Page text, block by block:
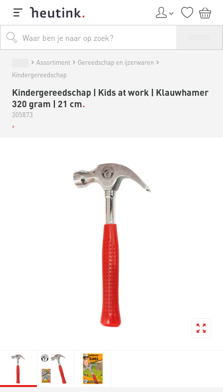
Assortiment
Gereedschap en ijzerwaren
Kindergereedschap
Kindergereedschap | Kids at work | Klauwhamer
320 gram | 21 cm
305873